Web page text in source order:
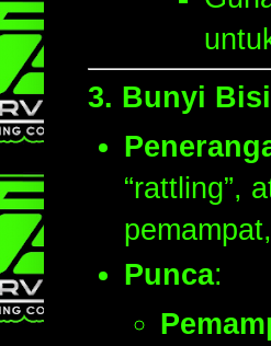
3. Bunyi
“rattling”,
Punca: